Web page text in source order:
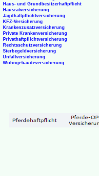
Haus- und Grundbesitzerhaftpflicht
Hausratversicherung
Jagdhaftpflichtversicherung
KFZ-Versicherung
Krankenzusatzversicherung
Private Krankenversicherung
Privathaftpflichtversicherung
Rechtsschutzversicherung
Sterbegeldversicherung
Unfallversicherung
Wohngebäudeversicherung